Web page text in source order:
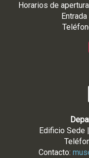
Horarios de
Edificio Sede
Contacto: